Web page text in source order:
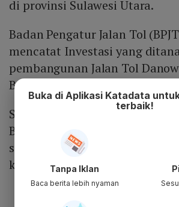
di provinsi Sulawesi Utara.
Badan Pengatur Jalan Tol
mencatat Investasi yang
pembangunan Jalan Tol
Bitung mencapai Rp 5,12 triliun.
Selain itu, biaya konstruksi
Bitung ditaksir senilai Rp 3,27
sedangkan biaya pembebasan
kisaran Rp 60 miliar.
Buka di Aplikasi Katadata
terbaik!
Tanpa Iklan
Baca berita lebih nyaman